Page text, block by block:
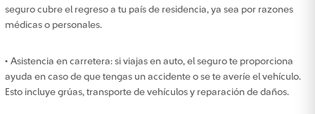
seguro cubre el regreso a tu país de residencia, ya sea por razones
médicas o personales.
• Asistencia en carretera: si viajas en auto, el seguro te proporciona
ayuda en caso de que tengas un accidente o se te averíe el vehículo.
Esto incluye grúas, transporte de vehículos y reparación de daños.